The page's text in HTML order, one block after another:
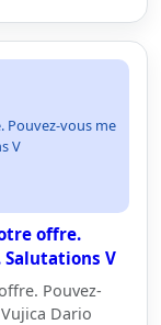
Pouvez-vous me
V
offre.
Salutations V
Pouvez-
Dario